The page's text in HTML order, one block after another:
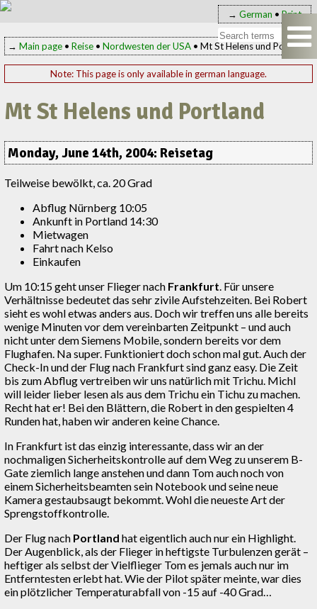
→ German • Print
→Main page •Reise •Nordwesten der USA • Mt St Helens und Portland
Note: This page is only available in german language.
Mt St Helens und Portland
Monday, June 14th, 2004: Reisetag
Teilweise bewölkt, ca. 20 Grad
Abflug Nürnberg 10:05
Ankunft in Portland 14:30
Mietwagen
Fahrt nach Kelso
Einkaufen
Um 10:15 geht unser Flieger nach Frankfurt. Für unsere
Verhältnisse bedeutet das sehr zivile Aufstehzeiten. Bei Robert
sieht es wohl etwas anders aus. Doch wir treffen uns alle bereits
wenige Minuten vor dem vereinbarten Zeitpunkt – und auch
nicht unter dem Siemens Mobile, sondern bereits vor dem
Flughafen. Na super. Funktioniert doch schon mal gut. Auch der
Check-In und der Flug nach Frankfurt sind ganz easy. Die Zeit
bis zum Abflug vertreiben wir uns natürlich mit Trichu. Michl
will leider lieber lesen als aus dem Trichu ein Tichu zu machen.
Recht hat er! Bei den Blättern, die Robert in den gespielten 4
Runden hat, haben wir anderen keine Chance.
In Frankfurt ist das einzig interessante, dass wir an der
nochmaligen Sicherheitskontrolle auf dem Weg zu unserem B-
Gate ziemlich lange anstehen und dann Tom auch noch von
einem Sicherheitsbeamten sein Notebook und seine neue
Kamera gestaubsaugt bekommt. Wohl die neueste Art der
Sprengstoffkontrolle.
Der Flug nach Portland hat eigentlich auch nur ein Highlight.
Der Augenblick, als der Flieger in heftigste Turbulenzen gerät –
heftiger als selbst der Vielflieger Tom es jemals auch nur im
Entferntesten erlebt hat. Wie der Pilot später meinte, war dies
ein plötzlicher Temperaturabfall von -15 auf -40 Grad…